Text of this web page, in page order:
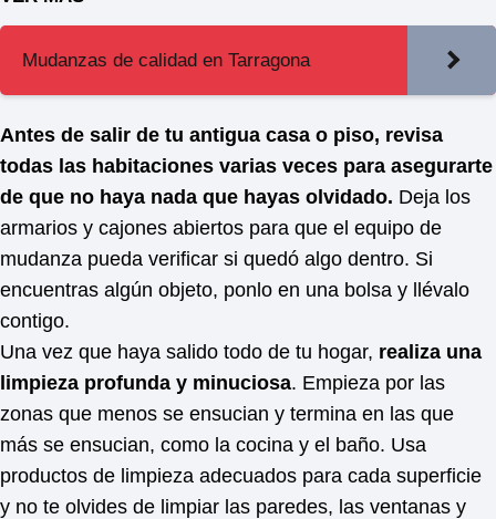
Mudanzas de calidad en Tarragona
Antes de salir de tu antigua casa o piso, revisa
todas las habitaciones varias veces para asegurarte
de que no haya nada que hayas olvidado. Deja los
armarios y cajones abiertos para que el equipo de
mudanza pueda verificar si quedó algo dentro. Si
encuentras algún objeto, ponlo en una bolsa y llévalo
contigo.
Una vez que haya salido todo de tu hogar, realiza una
limpieza profunda y minuciosa. Empieza por las
zonas que menos se ensucian y termina en las que
más se ensucian, como la cocina y el baño. Usa
productos de limpieza adecuados para cada superficie
y no te olvides de limpiar las paredes, las ventanas y